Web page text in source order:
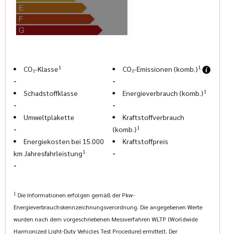
Wir freuen uns auf Ihre Kontaktaufnahme.
Pascal Halbroth: (089) 427164-19
pascal@geigercars.de
• Indian Motorcycle München
81677 München
www.geigercars.de
CO₂-Klasse1
-
CO₂-Emissionen (komb.)1
-
Schadstoffklasse
-
Energieverbrauch (komb.)1
-
Umweltplakette
-
Kraftstoffverbrauch
(komb.)1
Energiekosten bei 15.000
km Jahresfahrleistung1
-
Kraftstoffpreis
-
1 Die Informationen erfolgen gemäß der Pkw-
Energieverbrauchskennzeichnungsverordnung. Die angegebenen Werte
wurden nach dem vorgeschriebenen Messverfahren WLTP (Worldwide
Harmonized Light-Duty Vehicles Test Procedure) ermittelt. Der